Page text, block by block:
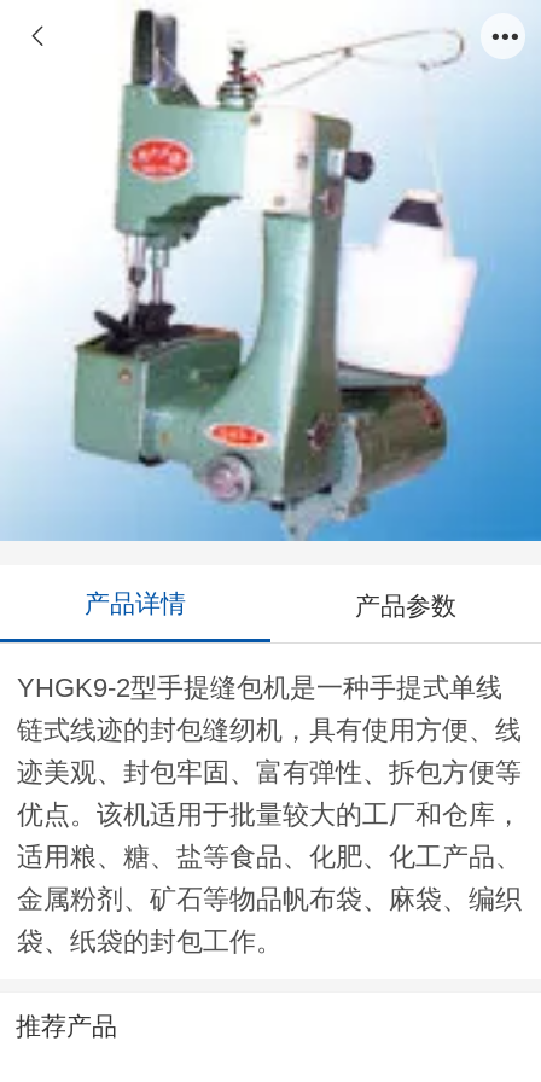
YHGK9-2手提机
产品详情 产品参数
YHGK9-2型手提缝包机是一种手提式单线
链式线迹的封包缝纫机，具有使用方便、线
迹美观、封包牢固、富有弹性、拆包方便等
优点。该机适用于批量较大的工厂和仓库，
适用粮、糖、盐等食品、化肥、化工产品、
金属粉剂、矿石等物品帆布袋、麻袋、编织
袋、纸袋的封包工作。
推荐产品